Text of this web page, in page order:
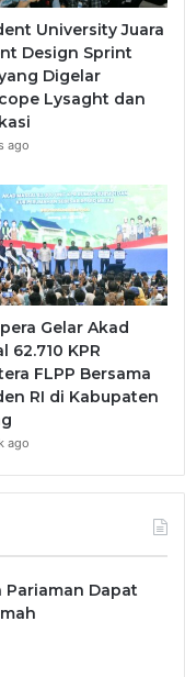
University Juara
Design Sprint
Digelar
Lysaght dan
ago
Gelar Akad
62.710 KPR
FLPP Bersama
RI di Kabupaten
ago
Pariaman Dapat